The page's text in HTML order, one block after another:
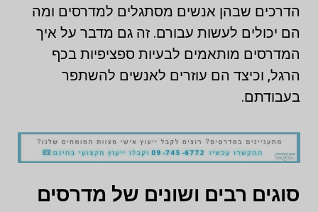
הדרכים שבהן אנשים מסתגלים למדרסים ומה
הם יכולים לעשות עבורם. זה גם מדבר על איך
המדרסים מותאמים לבעיות ספציפיות בכף
הרגל, וכיצד הם עוזרים לאנשים להשתפר
בעבודתם.
סוגים רבים ושונים של מדרסים